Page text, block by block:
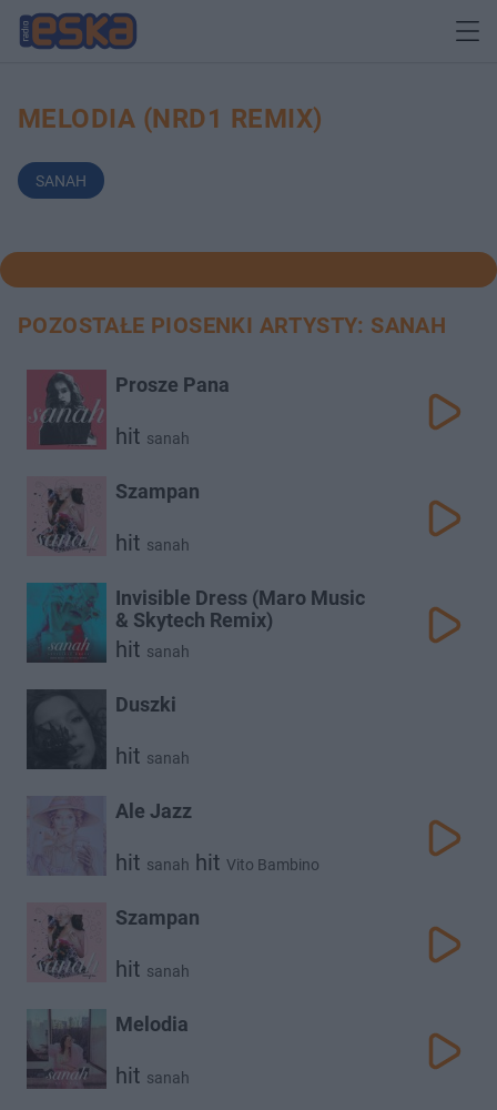
MELODIA (NRD1 REMIX)
SANAH
POZOSTAŁE PIOSENKI ARTYSTY: SANAH
Prosze Pana
hit sanah
Szampan
hit sanah
Invisible Dress (Maro Music
& Skytech Remix)
hit sanah
Duszki
hit sanah
Ale Jazz
hit sanah hit Vito Bambino
Szampan
hit sanah
Melodia
hit sanah